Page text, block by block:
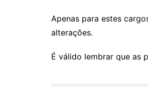
Apenas para estes
alterações.
É válido lembrar que as